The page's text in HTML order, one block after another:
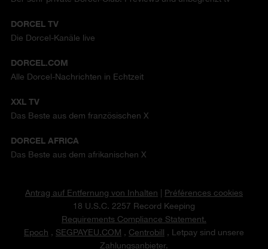
DORCEL TV
Die Dorcel-Kanäle live
DORCEL.COM
Alle Dorcel-Nachrichten in Echtzeit
XXL TV
Das Beste aus dem französischen X
DORCEL AFRICA
Das Beste aus dem afrikanischen X
Antrag auf Entfernung von Inhalten
Préférences cookies
18 U.S.C. 2257 Record Keeping
Requirements Compliance Statement.
Epoch , SEGPAYEU.COM , Centrobill , Letpay sind unsere
Zahlungsanbieter.